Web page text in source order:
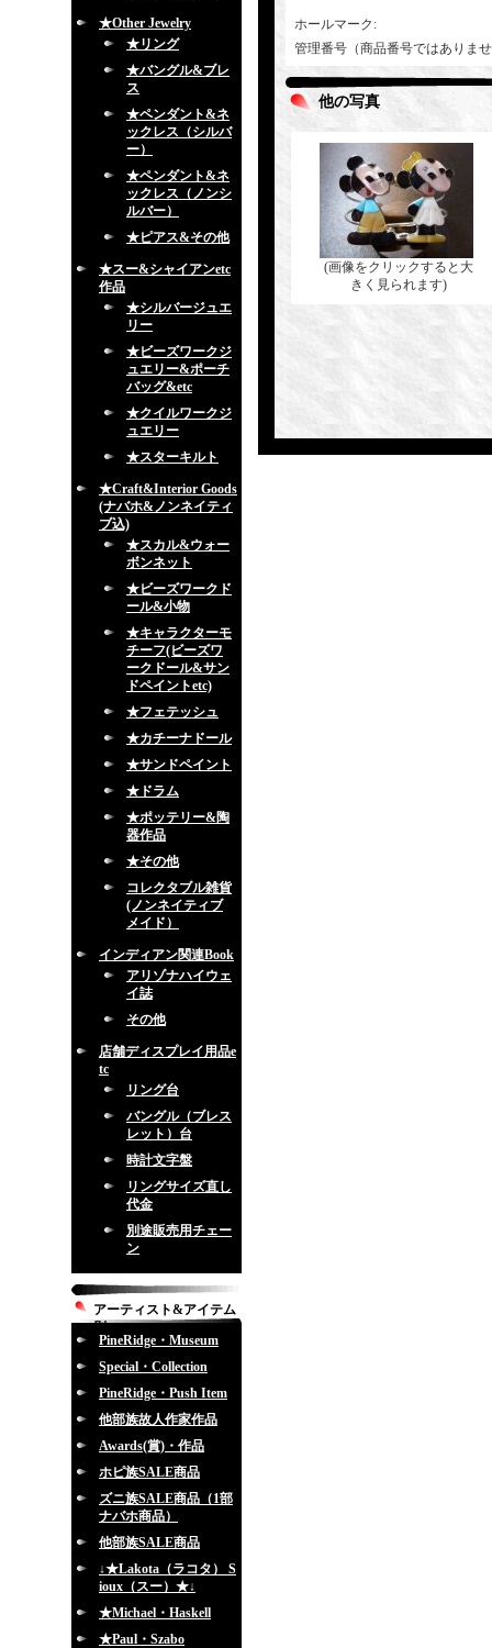
★Other Jewelry
★リング
★バングル&ブレ
ス
★ペンダント&ネ
ックレス（シルバ
ー）
★ペンダント&ネ
ックレス（ノンシ
ルバー）
★ピアス&その他
★スー&シャイアンetc
作品
★シルバージュエ
リー
★ビーズワークジ
ュエリー&ポーチ
バッグ&etc
★クイルワークジ
ュエリー
★スターキルト
★Craft&Interior Goods
(ナバホ&ノンネイティ
ブ込)
★スカル&ウォー
ボンネット
★ビーズワークド
ール&小物
★キャラクターモ
チーフ(ビーズワ
ークドール&サン
ドペイントetc)
★フェテッシュ
★カチーナドール
★サンドペイント
★ドラム
★ポッテリー&陶
器作品
★その他
コレクタブル雑貨
(ノンネイティブ
メイド）
インディアン関連Book
アリゾナハイウェ
イ誌
その他
店舗ディスプレイ用品e
tc
リング台
バングル（ブレス
レット）台
時計文字盤
リングサイズ直し
代金
別途販売用チェー
ン
アーティスト&アイテム
別
PineRidge・Museum
Special・Collection
PineRidge・Push Item
他部族故人作家作品
Awards(賞)・作品
ホピ族SALE商品
ズニ族SALE商品（1部
ナバホ商品）
他部族SALE商品
↓★Lakota（ラコタ） S
ioux（スー）★↓
★Michael・Haskell
★Paul・Szabo
ホールマーク :
管理番号（商品番号ではありま
他の写真
(画像をクリックすると大
きく見られます)